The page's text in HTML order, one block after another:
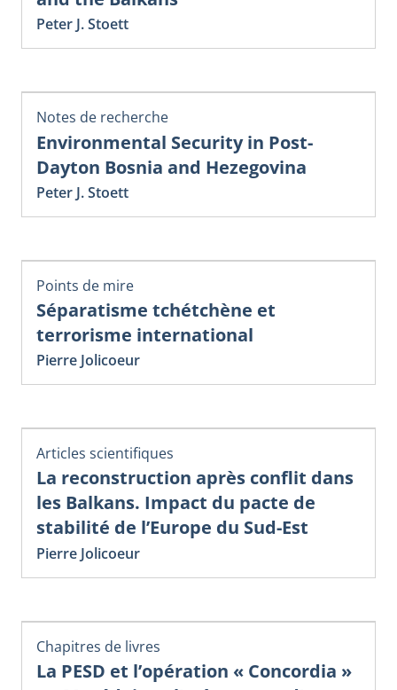
Peter J. Stoett
Notes de recherche
Environmental Security in Post-
Dayton Bosnia and Hezegovina
Peter J. Stoett
Points de mire
Séparatisme tchétchène et
terrorisme international
Pierre Jolicoeur
Articles scientifiques
La reconstruction après conflit dans
les Balkans. Impact du pacte de
stabilité de l’Europe du Sud-Est
Pierre Jolicoeur
Chapitres de livres
La PESD et l’opération « Concordia »